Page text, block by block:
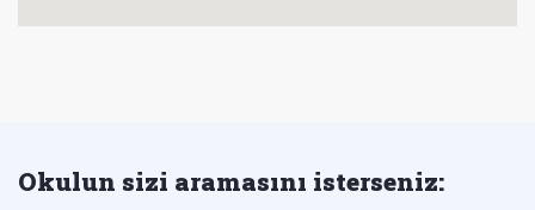
Okulun sizi aramasını isterseniz: